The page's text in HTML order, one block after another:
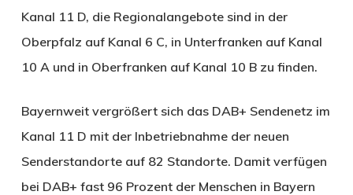
Kanal 11 D, die Regionalangebote sind in der
Oberpfalz auf Kanal 6 C, in Unterfranken auf Kanal
10 A und in Oberfranken auf Kanal 10 B zu finden.
Bayernweit vergrößert sich das DAB+ Sendenetz im
Kanal 11 D mit der Inbetriebnahme der neuen
Senderstandorte auf 82 Standorte. Damit verfügen
bei DAB+ fast 96 Prozent der Menschen in Bayern